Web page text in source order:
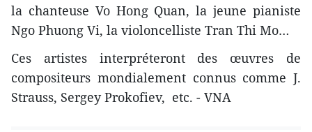
la chanteuse Vo Hong Quan, la jeune pianiste
Ngo Phuong Vi, la violoncelliste Tran Thi Mo…
Ces artistes ​interpréteront des œuvres de
compositeurs mondialement connus comme J.
Strauss, Sergey Prokofiev, etc. - VNA